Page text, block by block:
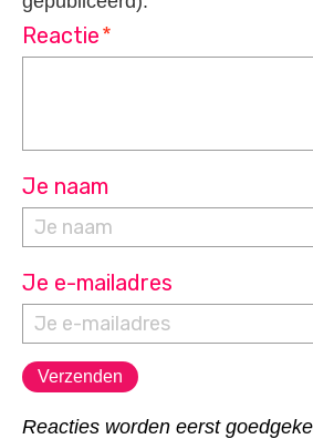
Reactie*
Je naam
Je e-mailadres
Reacties worden eerst